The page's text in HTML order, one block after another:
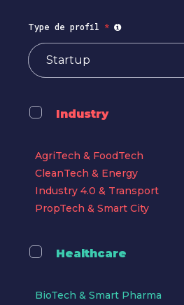
Type de profil *
Industry
AgriTech & FoodTech
CleanTech & Energy
Industry 4.0 & Transport
PropTech & Smart City
Healthcare
BioTech & Smart Pharma